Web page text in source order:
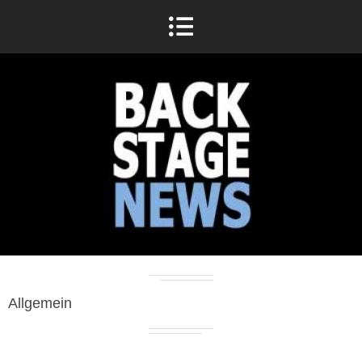
Allgemein